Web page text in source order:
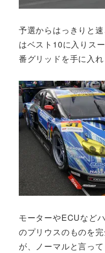
予選からはっきりと
はベスト10に入りス
番グリッドを手に入れ
モーターやECUなど
のプリウスのものを
が、ノーマルと言っ